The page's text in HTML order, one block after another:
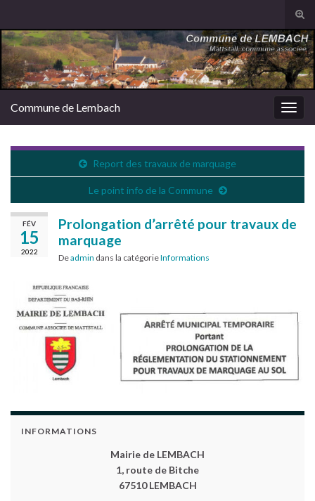
Search for:
Commune de Lembach
Report des travaux de marquage
Le point info de la Commune
FÉV
15
2022
Prolongation d’arrêté pour travaux de
marquage
Deadmin dans la catégorieInformations
INFORMATIONS
Mairie de LEMBACH
1, route de Bitche
67510 LEMBACH